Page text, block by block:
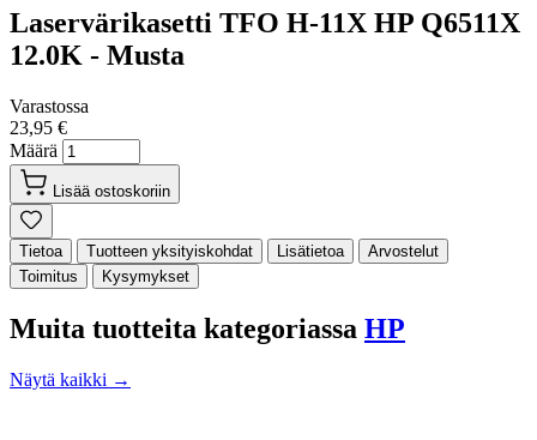
Laservärikasetti TFO H-11X HP Q6511X
12.0K - Musta
Varastossa
23,95 €
Määrä
Lisää ostoskoriin
Tietoa Tuotteen yksityiskohdat Lisätietoa
Arvostelut
Toimitus
Kysymykset
Muita tuotteita kategoriassa HP
Näytä kaikki →